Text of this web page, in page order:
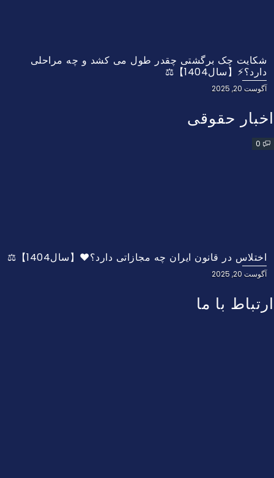
شکایت چک برگشتی چقدر طول می کشد و چه مراحلی
دارد؟⚡【سال1404】⚖️
آگوست 20, 2025
اخبار حقوقی
0
اختلاس در قانون ایران چه مجازاتی دارد؟❤️【سال1404】⚖️
آگوست 20, 2025
ارتباط با ما